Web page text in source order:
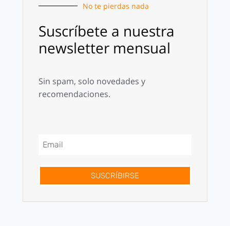
No te pierdas nada
Suscríbete a nuestra
newsletter mensual
Sin spam, solo novedades y
recomendaciones.
SUSCRÍBIRSE